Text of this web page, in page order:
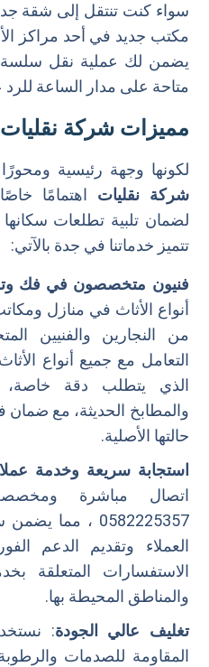
سواء كنت تنتقل إلى شقة
مكتب جديد في أحد مراكز
يضمن لك عملية نقل
متاحة على مدار الساعة
مميزات شركة
لكونها وجهة رئيسية
شركة نقليات اهتمامًا
لضمان تلبية تطلعات
تتميز خدماتنا في جدة بالآتي:
فنيون متخصصون في فك
أنواع الأثاث في منازل
من النجارين والفنيين
التعامل مع جميع أنواع
الذي يتطلب دقة خاصة،
والمطابخ الحديثة، مع ضمان
حالتها الأصلية.
استجابة سريعة وخدمة
اتصال مباشرة
0582225357 ،
العملاء وتقديم الدعم
الاستفسارات المتعلقة
والمناطق المحيطة بها.
تغليف عالي الجودة:
المقاومة للصدمات